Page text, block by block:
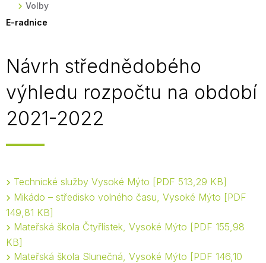
Volby
E-radnice
Návrh střednědobého
výhledu rozpočtu na období
2021-2022
Technické služby Vysoké Mýto
PDF 513,29 KB
Mikádo – středisko volného času, Vysoké Mýto
PDF
149,81 KB
Mateřská škola Čtyřlístek, Vysoké Mýto
PDF 155,98
KB
Mateřská škola Slunečná, Vysoké Mýto
PDF 146,10